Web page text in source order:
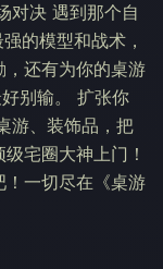
对决 遇到那个自
的模型和战术，
还有为你的桌游
别输。 扩张你
游、装饰品，把
宅圈大神上门！
一切尽在《桌游